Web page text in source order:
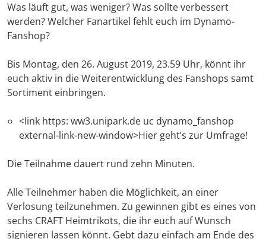
Was läuft gut, was weniger? Was sollte verbessert
werden? Welcher Fanartikel fehlt euch im Dynamo-
Fanshop?
Bis Montag, den 26. August 2019, 23.59 Uhr, könnt ihr
euch aktiv in die Weiterentwicklung des Fanshops samt
Sortiment einbringen.
<link https: ww3.unipark.de uc dynamo_fanshop
external-link-new-window>Hier geht’s zur Umfrage!
Die Teilnahme dauert rund zehn Minuten.
Alle Teilnehmer haben die Möglichkeit, an einer
Verlosung teilzunehmen. Zu gewinnen gibt es eines von
sechs CRAFT Heimtrikots, die ihr euch auf Wunsch
signieren lassen könnt. Gebt dazu einfach am Ende des